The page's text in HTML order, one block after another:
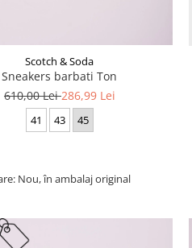
Scotch & Soda
Sneakers barbati Ton
610,00 Lei286,99 Lei
41 43 45
Nou, în ambalaj original